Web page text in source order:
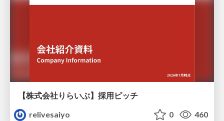
【株式会社りらいぶ】採用ピッチ
relivesaiyo
0 460